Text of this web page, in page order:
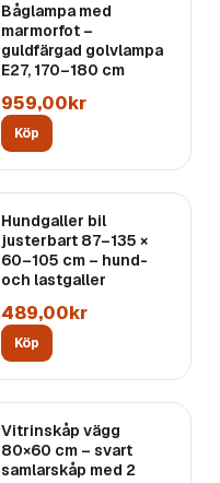
Båglampa med
marmorfot –
guldfärgad golvlampa
E27, 170–180 cm
959,00kr
Köp
Hundgaller bil
justerbart 87–135 ×
60–105 cm – hund-
och lastgaller
489,00kr
Köp
Vitrinskåp vägg
80×60 cm – svart
samlarskåp med 2